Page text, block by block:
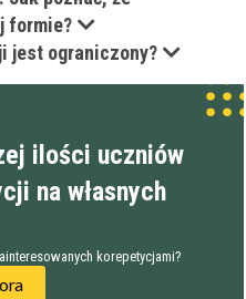
formie?
jest ograniczony?
ilości uczniów
na własnych
korepetycjami?